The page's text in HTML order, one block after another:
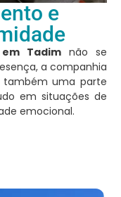
e
Tadimnão se
a companhia
uma parte
em situações de
emocional.